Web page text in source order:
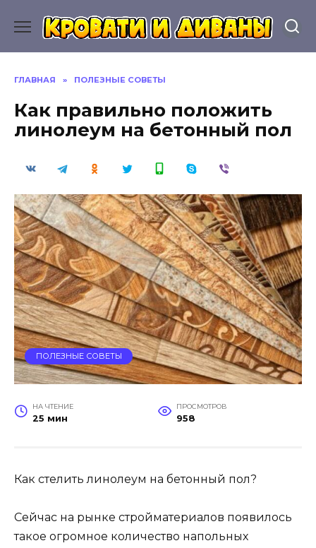
содержанию
ГЛАВНАЯ » ПОЛЕЗНЫЕ СОВЕТЫ
Как правильно положить
линолеум на бетонный пол
ПОЛЕЗНЫЕ СОВЕТЫ
НА ЧТЕНИЕ
25 мин
ПРОСМОТРОВ
958
Как стелить линолеум на бетонный пол?
Сейчас на рынке стройматериалов появилось
такое огромное количество напольных